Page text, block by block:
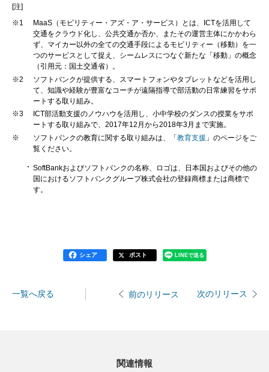
[注]
※1
MaaS（モビリティー・アズ・ア・サービス）とは、ICTを活用して
交通をクラウド化し、公共交通か否か、またその運営主体にかかわら
ず、マイカー以外の全ての交通手段によるモビリティー（移動）を一
つのサービスとして捉え、シームレスにつなぐ新たな「移動」の概念
（引用元：国土交通省）。
※2
ソフトバンクが提供する、スマートフォンやタブレットなどを活用し
て、知識や経験が豊富なコーチが遠隔指導で部活動の日常練習をサポ
ートする取り組み。
※3
ICT部活動支援のノウハウを活用し、小中学校のダンスの授業をサポ
ートする取り組みで、2017年12月から2018年3月まで実施。
※
ソフトバンクの教育に関する取り組みは、「教育支援 」のページをご
覧ください。
SoftBankおよびソフトバンクの名称、ロゴは、日本国およびその他の
国におけるソフトバンクグループ株式会社の登録商標または商標で
す。
シェア ポスト LINEで送る
一覧へ戻る 前のリリース 次のリリース
関連情報